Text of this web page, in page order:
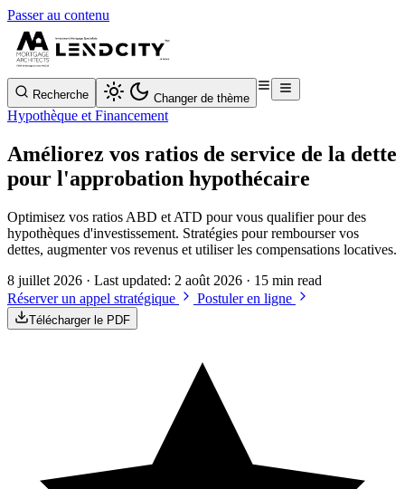
Passer au contenu
Recherche Changer de thème
Hypothèque et Financement
Améliorez vos ratios de service de la dette
pour l'approbation hypothécaire
Optimisez vos ratios ABD et ATD pour vous qualifier pour des
hypothèques d'investissement. Stratégies pour rembourser vos
dettes, augmenter vos revenus et utiliser les compensations locatives.
8 juillet 2026 · Last updated: 2 août 2026 · 15 min read
Réserver un appel stratégique
Postuler en ligne
Télécharger le PDF